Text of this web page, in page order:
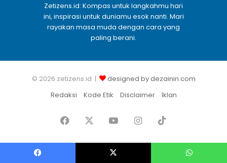
Zetizens.id: Kompas untuk langkahmu hari
ini, inspirasi untuk duniamu esok nanti. Mari
rayakan masa muda dengan cara yang
paling berani.
© 2026 zetizens.id |
designed by dezainin.com
Redaksi
Kode Etik Disclaimer Iklan
Facebook YouTubeInstagram